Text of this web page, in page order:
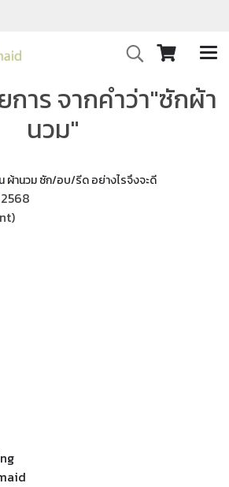
การ จากคำว่า"ซักผ้า
นวม"
ผ้านวม ซัก/อบ/รีด อย่างไรจึงจะดี